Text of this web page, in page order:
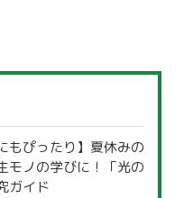
もぴったり】夏休みの
モノの学びに！「光の
ガイド